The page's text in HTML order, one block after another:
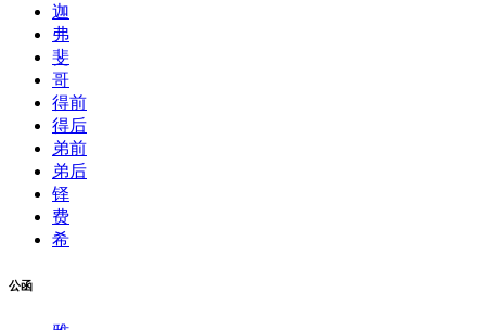
迦
弗
斐
哥
得前
得后
弟前
弟后
铎
费
希
公函